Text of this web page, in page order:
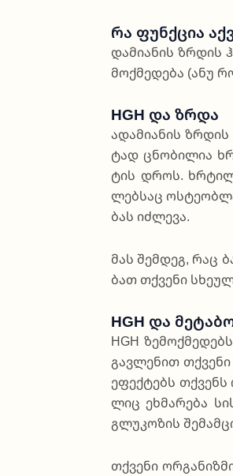
Რა Ფუნქცია
და­მი­ა­ნის ზრდის
მოქ­მე­დე­ბა (ანუ
HGH Და Ზრდა
ადა­მი­ა­ნის
ტად ცნო­ბი­ლია
ტის დროს.
ლებ­საც
ბას იძ­ლე­ვა.
მას შემ­დეგ, რაც
ბათ თქვე­ნი
HGH Და
HGH
გავ­ლე­ნით
ეფექ­ტებს
ლიც ეხმა­რე­ბა
გლუ­კო­ზის
თქვე­ნი